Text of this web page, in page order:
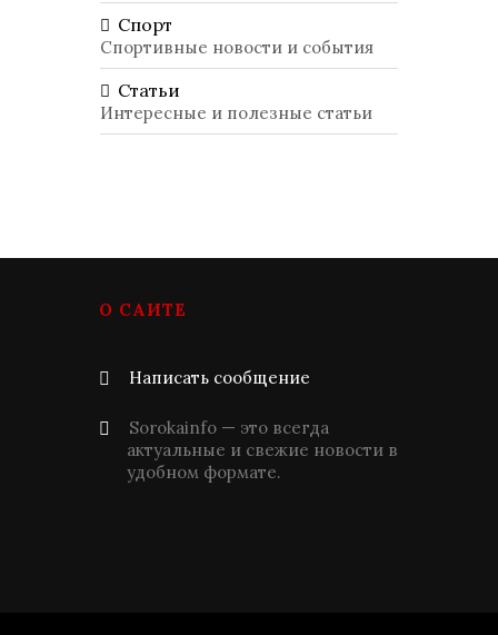
Спорт
Спортивные новости и события
Статьи
Интересные и полезные статьи
О САЙТЕ
Написать сообщение
Sorokainfo — это всегда
актуальные и свежие новости в
удобном формате.